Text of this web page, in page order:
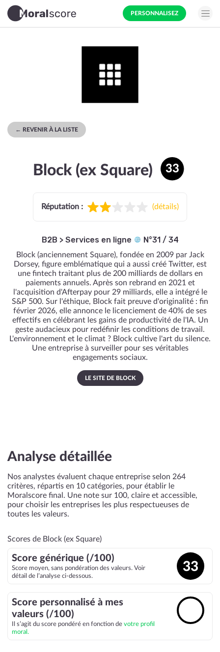
PERSONNALISEZ
← REVENIR À LA LISTE
Block (ex Square) 33
Réputation : (détails)
B2B > Services en ligne N°31 / 34
Block (anciennement Square), fondée en 2009 par Jack
Dorsey, figure emblématique qui a aussi créé Twitter, est
une fintech traitant plus de 200 milliards de dollars en
paiements annuels. Après son rebrand en 2021 et
l'acquisition d'Afterpay pour 29 milliards, elle a intégré le
S&P 500. Sur l'éthique, Block fait preuve d'originalité : fin
février 2026, elle annonce le licenciement de 40% de ses
effectifs en célébrant les gains de productivité de l'IA. Un
geste audacieux pour redéfinir les conditions de travail.
L'environnement et le climat ? Block cultive l'art du silence.
Une entreprise à surveiller pour ses véritables
engagements sociaux.
LE SITE DE BLOCK
Analyse détaillée
Nos analystes évaluent chaque entreprise selon 264
critères, répartis en 10 catégories, pour établir le
Moralscore final. Une note sur 100, claire et accessible,
pour choisir les entreprises les plus respectueuses de
toutes les valeurs.
Scores de Block (ex Square)
Score générique (/100)
Score moyen, sans pondération des valeurs. Voir
détail de l’analyse ci-dessous.
33
Score personnalisé à mes
valeurs (/100)
Il s’agit du score pondéré en fonction de votre profil
moral.